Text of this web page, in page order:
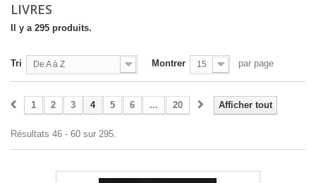
LIVRES
Il y a 295 produits.
Tri De A à Z Montrer 15 par page
Afficher tout
1 2 3 4 5 6 ... 20
Résultats 46 - 60 sur 295.